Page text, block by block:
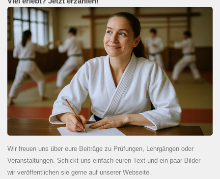
Wir freuen uns über eure Beiträge zu Prüfungen, Lehrgängen oder
Veranstaltungen. Schickt uns einfach euren Text und ein paar Bilder –
wir veröffentlichen sie gerne auf unserer Webseite.